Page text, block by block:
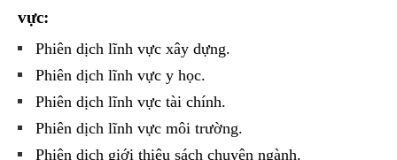
vực:
Phiên dịch lĩnh vực xây dựng.
Phiên dịch lĩnh vực y học.
Phiên dịch lĩnh vực tài chính.
Phiên dịch lĩnh vực môi trường.
Phiên dịch giới thiệu sách chuyên ngành.